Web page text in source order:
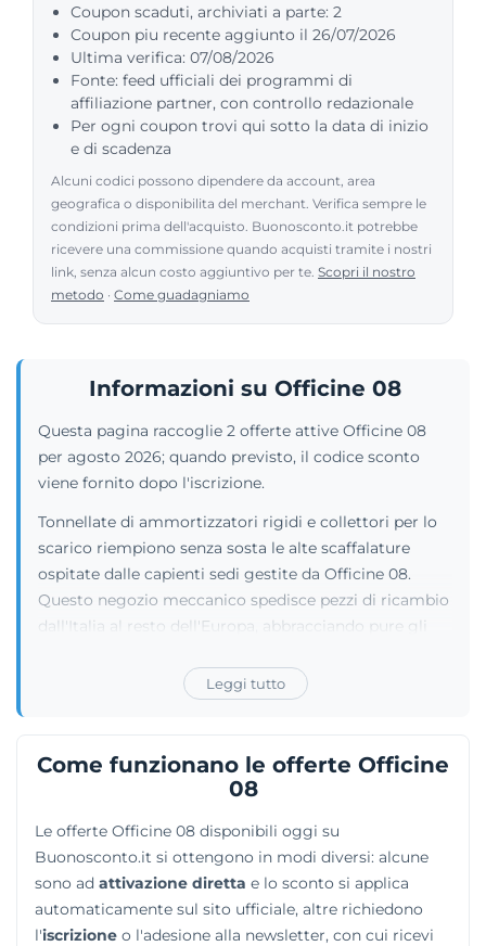
Coupon scaduti, archiviati a parte: 2
Coupon piu recente aggiunto il 26/07/2026
Ultima verifica: 07/08/2026
Fonte: feed ufficiali dei programmi di
affiliazione partner, con controllo redazionale
Per ogni coupon trovi qui sotto la data di inizio
e di scadenza
Alcuni codici possono dipendere da account, area
geografica o disponibilita del merchant. Verifica sempre le
condizioni prima dell'acquisto. Buonosconto.it potrebbe
ricevere una commissione quando acquisti tramite i nostri
link, senza alcun costo aggiuntivo per te. Scopri il nostro
metodo · Come guadagniamo
Informazioni su Officine 08
Questa pagina raccoglie 2 offerte attive Officine 08
per agosto 2026; quando previsto, il codice sconto
viene fornito dopo l'iscrizione.
Tonnellate di ammortizzatori rigidi e collettori per lo
scarico riempiono senza sosta le alte scaffalature
ospitate dalle capienti sedi gestite da Officine 08.
Questo negozio meccanico spedisce pezzi di ricambio
dall'Italia al resto dell'Europa, abbracciando pure gli
specializzati negli anni in un particolare segmento di
nicchia, quello legato alla personalizzazione in stile
con fari, centraline dell'impianto elettrico e sezioni
aerodinamiche della carrozzeria adatte a moto
Ducati e Moto Guzzi. Per snellire l'intero processo di
ricerca, la geniale funzione Garage scansiona il
database per mostrare unicamente i prodotti garantiti
per il proprio mezzo.
Leggi tutto
Come funzionano le offerte Officine
08
Le offerte Officine 08 disponibili oggi su
Buonosconto.it si ottengono in modi diversi: alcune
sono ad attivazione diretta e lo sconto si applica
automaticamente sul sito ufficiale, altre richiedono
l'iscrizione o l'adesione alla newsletter, con cui ricevi